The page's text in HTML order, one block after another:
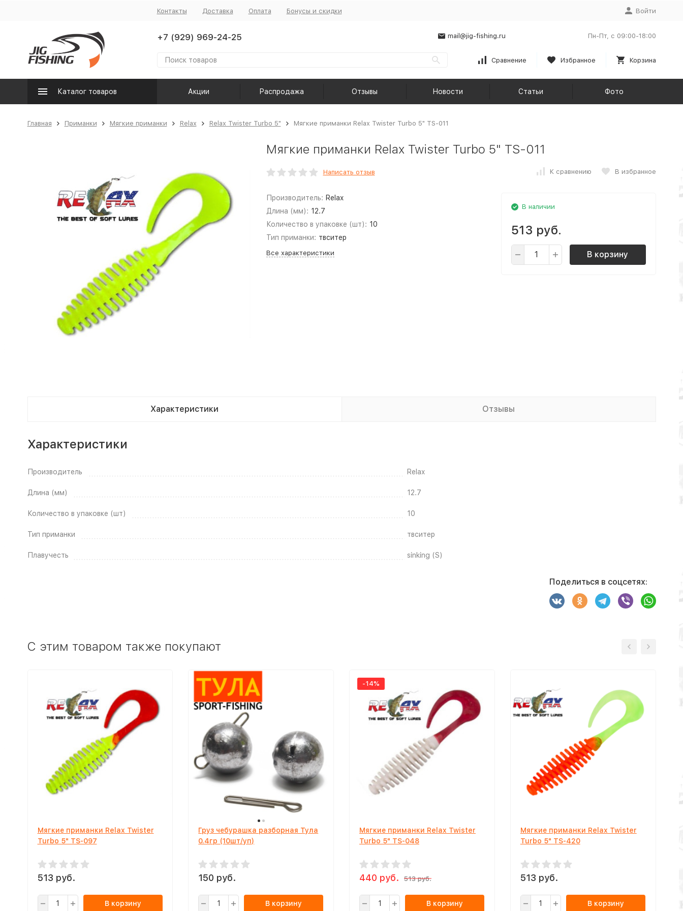
Контакты Доставка Оплата Бонусы и скидки Войти
+7 (929) 969-24-25 mail@jig-fishing.ru Пн-Пт, с 09:00-18:00
Сравнение Избранное Корзина
Каталог товаров Акции Распродажа Отзывы Новости Статьи Фото
Главная Приманки Мягкие приманки Relax Relax Twister Turbo 5" Мягкие приманки Relax Twister Turbo 5" TS-011
Мягкие приманки Relax Twister Turbo 5" TS-011
Написать отзыв К сравнению В избранное
Производитель: Relax
Длина (мм): 12.7
Количество в упаковке (шт): 10
Тип приманки: твситер
Все характеристики
В наличии
513 руб.
В корзину
Характеристики Отзывы
Характеристики
Производитель Relax
Длина (мм) 12.7
Количество в упаковке (шт) 10
Тип приманки твситер
Плавучесть sinking (S)
Поделиться в соцсетях:
C этим товаром также покупают
Мягкие приманки Relax Twister
Turbo 5" TS-097
513 руб.
В корзину
Груз чебурашка разборная Тула
0.4гр (10шт/уп)
150 руб.
В корзину
-14%
Мягкие приманки Relax Twister
Turbo 5" TS-048
440 руб. 513 руб.
В корзину
Мягкие приманки Relax Twister
Turbo 5" TS-420
513 руб.
В корзину